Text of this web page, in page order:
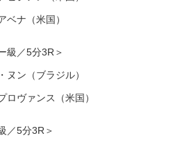
ベナ（米国）
級／5分3R＞
ヌン（ブラジル）
ロヴァンス（米国）
／5分3R＞